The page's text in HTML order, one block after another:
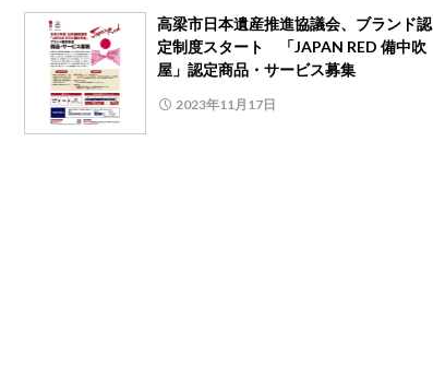
高梁市日本遺産推進協議会、ブランド認
定制度スタート 「JAPAN RED 備中吹
屋」認定商品・サービス募集
2023年11月17日